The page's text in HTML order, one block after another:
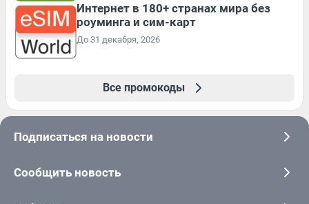
Интернет в 180+ странах мира без
роуминга и сим-карт
До 31 декабря, 2026
Все промокоды
Подписаться на новости
Сообщить новость